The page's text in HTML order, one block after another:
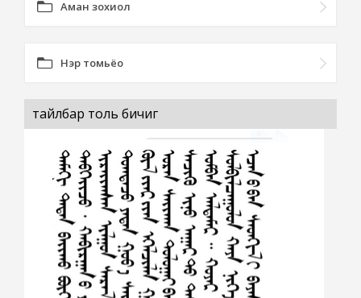
Аман зохиол
Нэр томьёо
тайлбар толь бичиг